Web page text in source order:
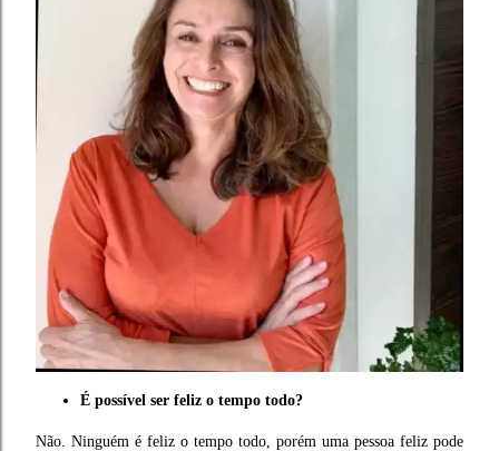
É possível ser feliz o tempo todo?
Não. Ninguém é feliz o tempo todo, porém uma pessoa feliz pode